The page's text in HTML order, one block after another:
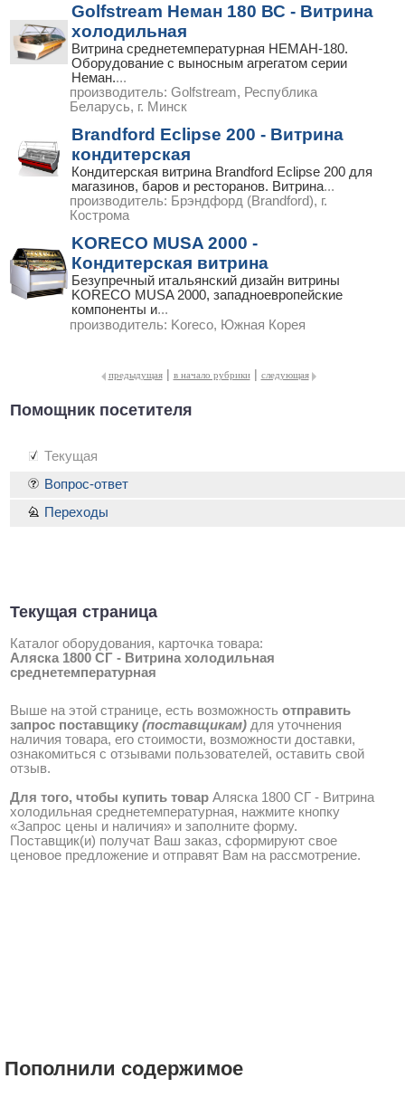
Golfstream Неман 180 ВС - Витрина
холодильная
Витрина среднетемпературная НЕМАН-180.
Оборудование с выносным агрегатом серии
Неман....
производитель: Golfstream, Республика
Беларусь, г. Минск
Brandford Eclipse 200 - Витрина
кондитерская
Кондитерская витрина Brandford Eclipse 200 для
магазинов, баров и ресторанов. Витрина...
производитель: Брэндфорд (Brandford), г.
Кострома
KORECO MUSA 2000 -
Кондитерская витрина
Безупречный итальянский дизайн витрины
KORECO MUSA 2000, западноевропейские
компоненты и...
производитель: Koreco, Южная Корея
предыдущая | в начало рубрики | следующая
Помощник посетителя
Текущая
Текущая страница
Каталог оборудования, карточка товара:
Аляска 1800 СГ - Витрина холодильная
среднетемпературная
Выше на этой странице, есть возможность отправить
запрос поставщику (поставщикам) для уточнения
наличия товара, его стоимости, возможности доставки,
ознакомиться с отзывами пользователей, оставить свой
отзыв.
Для того, чтобы купить товар Аляска 1800 СГ - Витрина
холодильная среднетемпературная, нажмите кнопку
«Запрос цены и наличия» и заполните форму.
Поставщик(и) получат Ваш заказ, сформируют свое
ценовое предложение и отправят Вам на рассмотрение.
Вопрос-ответ
Переходы
Пополнили содержимое